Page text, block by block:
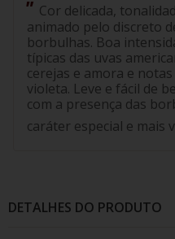
Cor delicada,
animado pelo discreto
borbulhas. Boa
típicas das uvas
cerejas e amora e
violeta. Leve e fácil de
com a presença das
caráter especial e mais
DETALHES DO PRODUTO